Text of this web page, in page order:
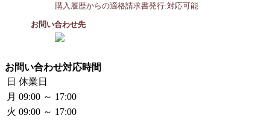
購入履歴からの適格請求書発行:対応可能
お問い合わせ先
お問い合わせ対応時間
日 休業日
月 09:00 ～ 17:00
火 09:00 ～ 17:00